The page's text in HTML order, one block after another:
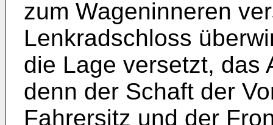
zum Wageninneren
Lenkradschloss
die Lage versetzt, das
denn der Schaft der
Fahrersitz und der